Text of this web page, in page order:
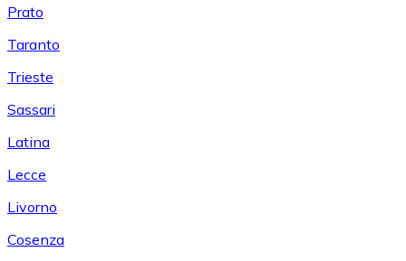
Prato
Taranto
Trieste
Sassari
Latina
Lecce
Livorno
Cosenza